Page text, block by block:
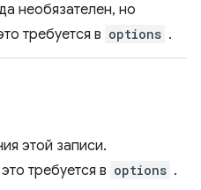
необязателен, но
требуется в options .
этой записи.
требуется в options .